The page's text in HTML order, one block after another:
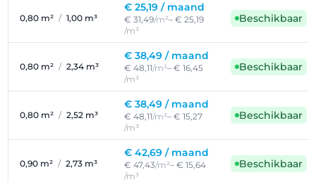
0,80 m² / 1,00 m³
€ 25,19 / maand
€ 31,49/m²– € 25,19
/m³
Beschikbaar
0,80 m² / 2,34 m³
€ 38,49 / maand
€ 48,11/m²– € 16,45
/m³
Beschikbaar
0,80 m² / 2,52 m³
€ 38,49 / maand
€ 48,11/m²– € 15,27
/m³
Beschikbaar
0,90 m² / 2,73 m³
€ 42,69 / maand
€ 47,43/m²– € 15,64
/m³
Beschikbaar